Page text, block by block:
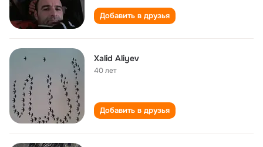
Добавить в друзья
Xalid Aliyev
40 лет
Добавить в друзья